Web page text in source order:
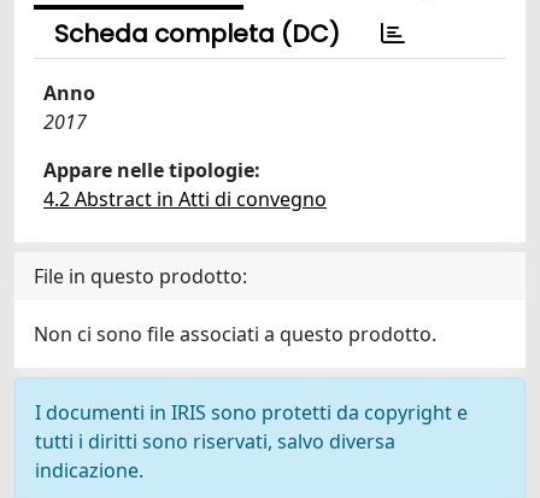
Scheda completa (DC)
Anno
2017
Appare nelle tipologie:
4.2 Abstract in Atti di convegno
File in questo prodotto:
Non ci sono file associati a questo prodotto.
I documenti in IRIS sono protetti da copyright e
tutti i diritti sono riservati, salvo diversa
indicazione.